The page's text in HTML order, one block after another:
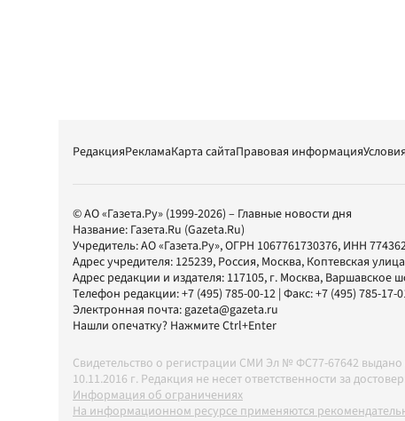
РедакцияРекламаКарта сайтаПравовая информация
© АО «Газета.Ру» (1999-2026) – Главные новости дня
Название: Газета.Ru (Gazeta.Ru)
Учредитель:АО «Газета.Ру», ОГРН 1067761730376, ИНН
Адрес учредителя: 125239, Россия, Москва, Коптевская
Адрес редакции и издателя: 117105, г. Москва, Варшавское
Телефон редакции:+7 (495) 785-00-12 | Факс:+7 (495) 785-17-
Электронная почта:gazeta@gazeta.ru
Нашли опечатку? Нажмите Ctrl+Enter
Свидетельство о регистрации СМИ Эл № ФС77-67642
10.11.2016 г. Редакция не несет ответственности за
Информация об ограничениях
На информационном ресурсе применяются